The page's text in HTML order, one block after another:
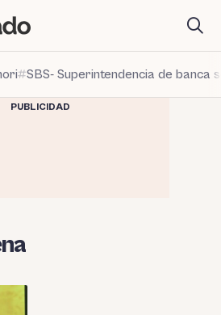
SBS- Superintendencia de banca
PUBLICIDAD